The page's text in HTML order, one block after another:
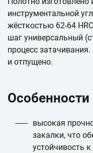
инструментальной
жёсткостью 62-64
шаг универсальный
процесс
и отпущено.
Особенности
высокая
закалки, что
устойчивость к